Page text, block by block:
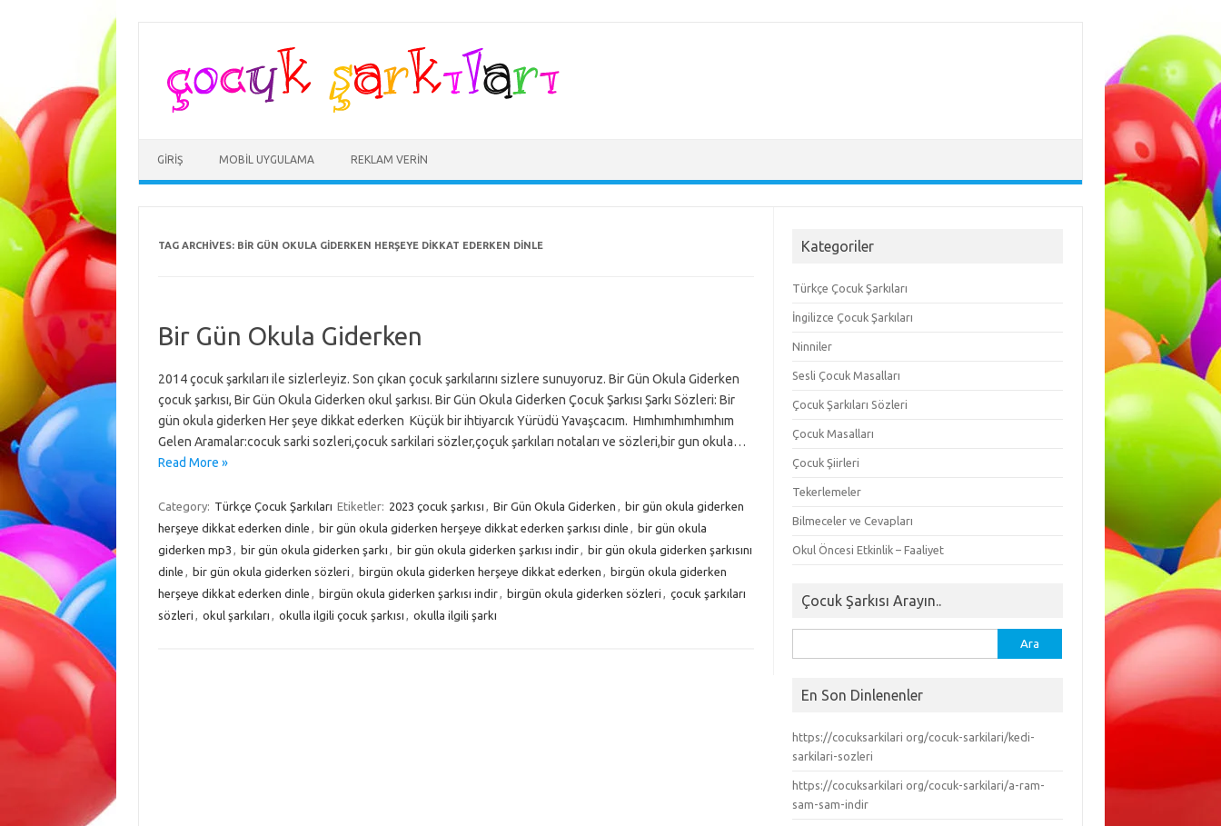
GIRIŞ MOBIL UYGULAMA REKLAM VERIN
TAG ARCHIVES: BIR GÜN OKULA GIDERKEN HERŞEYE DIKKAT EDERKEN DINLE
Bir Gün Okula Giderken
2014 çocuk şarkıları ile sizlerleyiz. Son çıkan çocuk şarkılarını sizlere sunuyoruz. Bir Gün Okula Giderken
çocuk şarkısı, Bir Gün Okula Giderken okul şarkısı. Bir Gün Okula Giderken Çocuk Şarkısı Şarkı Sözleri: Bir
gün okula giderken Her şeye dikkat ederken Küçük bir ihtiyarcık Yürüdü Yavaşcacım. Hımhımhımhımhım
Gelen Aramalar:cocuk sarki sozleri,çocuk sarkilari sözler,çoçuk şarkıları notaları ve sözleri,bir gun okula…
Read More »
Category: Türkçe Çocuk Şarkıları Etiketler: 2023 çocuk şarkısı , Bir Gün Okula Giderken , bir gün okula giderken
herşeye dikkat ederken dinle , bir gün okula giderken herşeye dikkat ederken şarkısı dinle , bir gün okula
giderken mp3 , bir gün okula giderken şarkı , bir gün okula giderken şarkısı indir, bir gün okula giderken şarkısını
dinle , bir gün okula giderken sözleri , birgün okula giderken herşeye dikkat ederken , birgün okula giderken
herşeye dikkat ederken dinle , birgün okula giderken şarkısı indir, birgün okula giderken sözleri , çocuk şarkıları
sözleri , okul şarkıları , okulla ilgili çocuk şarkısı , okulla ilgili şarkı
Kategoriler
Türkçe Çocuk Şarkıları
İngilizce Çocuk Şarkıları
Ninniler
Sesli Çocuk Masalları
Çocuk Şarkıları Sözleri
Çocuk Masalları
Çocuk Şiirleri
Tekerlemeler
Bilmeceler ve Cevapları
Okul Öncesi Etkinlik – Faaliyet
Çocuk Şarkısı Arayın..
En Son Dinlenenler
https://cocuksarkilari org/cocuk-sarkilari/kedi-
sarkilari-sozleri
https://cocuksarkilari org/cocuk-sarkilari/a-ram-
sam-sam-indir